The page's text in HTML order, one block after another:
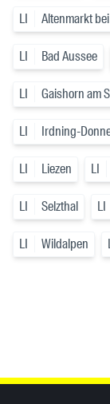
LI Altenmarkt
LI Bad Aussee
LI Gaishorn am
LI Irdning-
LI Liezen LI
LI Selzthal LI
LI Wildalpen